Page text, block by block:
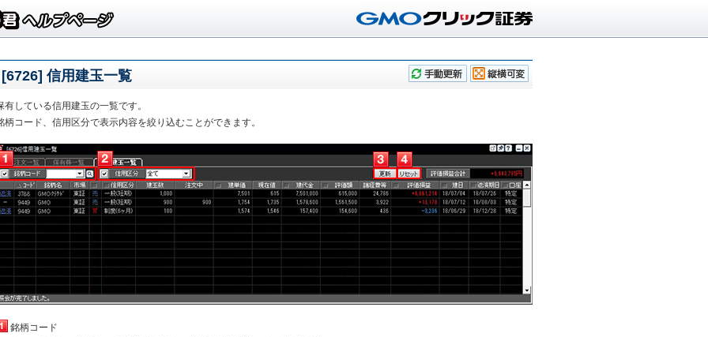
[6726] 信用建玉一覧
有している信用建玉の一覧です。
柄コード、信用区分で表示内容を絞り込むことができます。
銘柄コード